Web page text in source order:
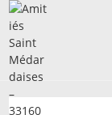
Skip
content